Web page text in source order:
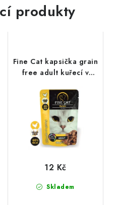
produkty
Fine Cat kapsička grain
free adult kuřecí v
Skladem
12 Kč